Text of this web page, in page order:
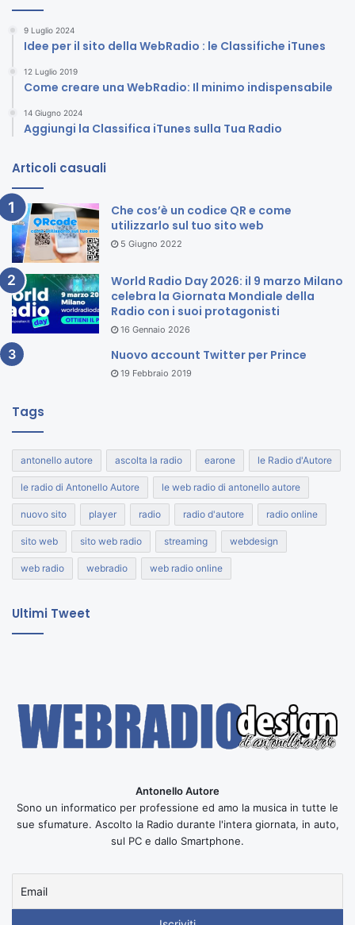
9 Luglio 2024
Idee per il sito della WebRadio : le Classifiche iTunes
12 Luglio 2019
Come creare una WebRadio: Il minimo indispensabile
14 Giugno 2024
Aggiungi la Classifica iTunes sulla Tua Radio
Articoli casuali
Che cos’è un codice QR e come
utilizzarlo sul tuo sito web
5 Giugno 2022
World Radio Day 2026: il 9 marzo Milano
celebra la Giornata Mondiale della
Radio con i suoi protagonisti
16 Gennaio 2026
Nuovo account Twitter per Prince
19 Febbraio 2019
Tags
antonello autore ascolta la radio earone le Radio d'Autore
le radio di Antonello Autore le web radio di antonello autore
nuovo sito player radio radio d'autore radio online
sito web sito web radio streaming webdesign
web radio webradio web radio online
Ultimi Tweet
Antonello Autore
Sono un informatico per professione ed amo la musica in tutte le
sue sfumature. Ascolto la Radio durante l'intera giornata, in auto,
sul PC e dallo Smartphone.